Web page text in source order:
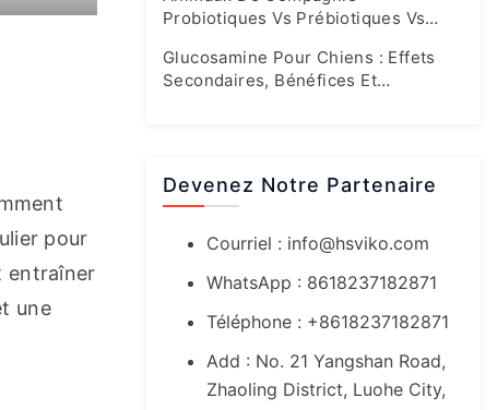
pour
entraîner
une
Probiotiques Vs Prébiotiques Vs
Santé De L'intestin
Glucosamine Pour Chiens : Effets
Secondaires, Bénéfices Et
Devenez Notre Partenaire
Courriel : info@hsviko.com
WhatsApp : 8618237182871
Téléphone : +8618237182871
Add : No. 21 Yangshan Road,
Zhaoling District, Luohe City,